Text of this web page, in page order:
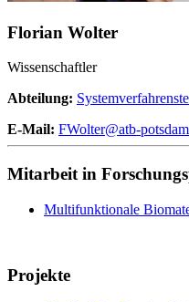
Florian Wolter
Wissenschaftler
Abteilung:
E-Mail: FWolter@atb-
Mitarbeit in
Multifunktionale
Projekte